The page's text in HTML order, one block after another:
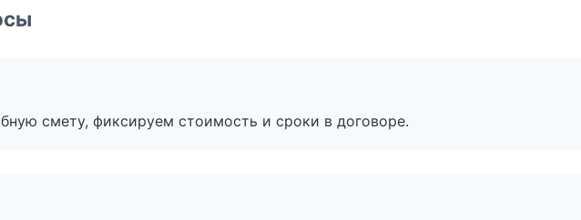
смету, фиксируем стоимость и сроки в договоре.